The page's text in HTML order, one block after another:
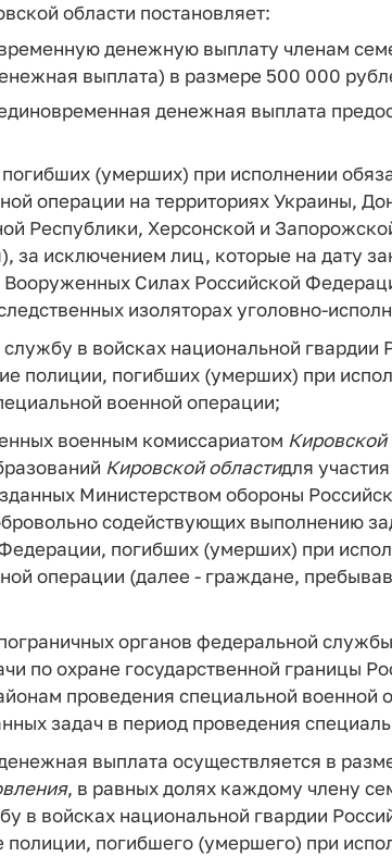
области постановляет:
денежную выплату членам
выплата) в размере 500 000
единовременная денежная выплата
(умерших) при исполнении
операции на территориях Украины,
Республики, Херсонской и
за исключением лиц, которые на дату
Силах Российской
изоляторах уголовно-
в войсках национальной
полиции, погибших (умерших) при
военной операции;
военным комиссариатом Кировской
Кировской областидля
Министерством обороны
содействующих выполнению
погибших (умерших) при
операции (далее - граждане,
органов федеральной
по охране государственной границы
проведения специальной военной
задач в период проведения
выплата осуществляется в
, в равных долях каждому члену
в войсках национальной гвардии
полиции, погибшего (умершего) при